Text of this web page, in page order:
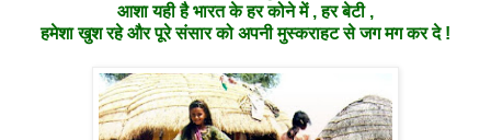
आशा यही है भारत के हर कोने में , हर बेटी ,
हमेशा खुश रहे और पूरे संसार को अपनी मुस्कराहट से जग मग कर दे !